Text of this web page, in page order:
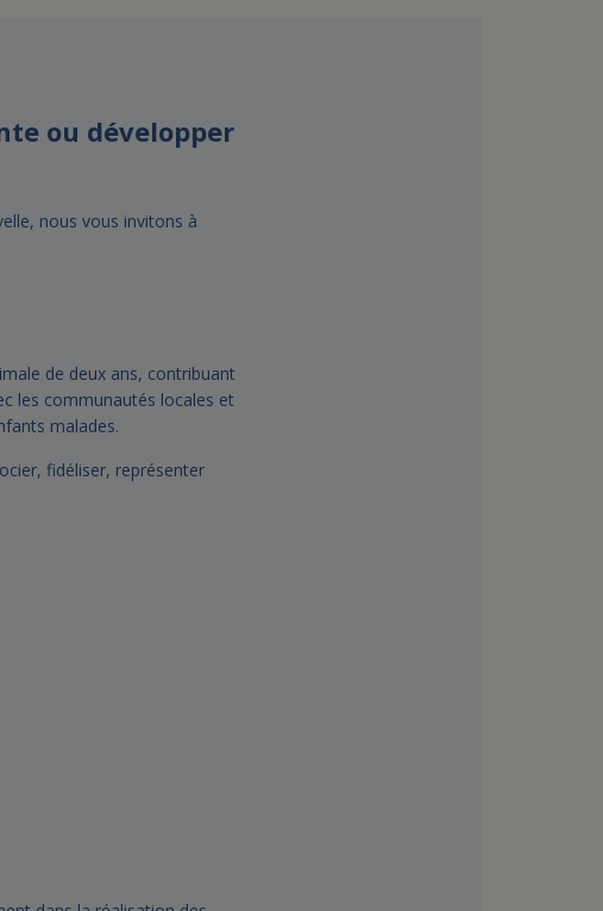
ou développer
nous vous invitons à
de deux ans, contribuant
les communautés locales et
malades.
fidéliser, représenter